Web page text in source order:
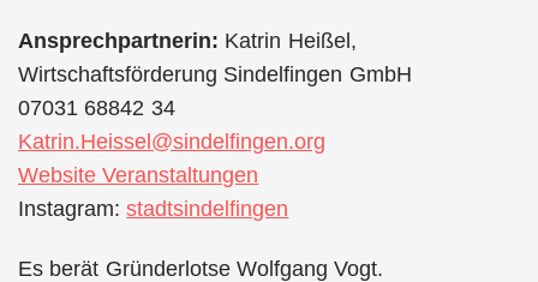
Ansprechpartnerin: Katrin Heißel,
Wirtschaftsförderung Sindelfingen GmbH
07031 68842 34
Katrin.Heissel@sindelfingen.org
Website Veranstaltungen
Instagram:stadtsindelfingen
Es berät Gründerlotse Wolfgang Vogt.